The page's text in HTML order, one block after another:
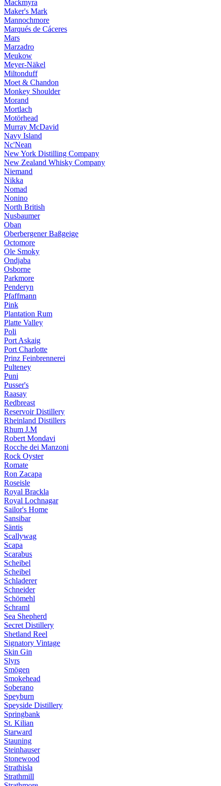
Mackmyra
Maker's Mark
Mannochmore
Marqués de Cáceres
Mars
Marzadro
Meukow
Meyer-Näkel
Miltonduff
Moet & Chandon
Monkey Shoulder
Morand
Mortlach
Motörhead
Murray McDavid
Navy Island
Nc'Nean
New York Distilling Company
New Zealand Whisky Company
Niemand
Nikka
Nomad
Nonino
North British
Nusbaumer
Oban
Oberbergener Baßgeige
Octomore
Ole Smoky
Ondjaba
Osborne
Parkmore
Penderyn
Pfaffmann
Pink
Plantation Rum
Platte Valley
Poli
Port Askaig
Port Charlotte
Prinz Feinbrennerei
Pulteney
Puni
Pusser's
Raasay
Redbreast
Reservoir Distillery
Rheinland Distillers
Rhum J.M
Robert Mondavi
Rocche dei Manzoni
Rock Oyster
Romate
Ron Zacapa
Roseisle
Royal Brackla
Royal Lochnagar
Sailor's Home
Sansibar
Säntis
Scallywag
Scapa
Scarabus
Scheibel
Scheibel
Schladerer
Schneider
Schömehl
Schraml
Sea Shepherd
Secret Distillery
Shetland Reel
Signatory Vintage
Skin Gin
Slyrs
Smögen
Smokehead
Soberano
Speyburn
Speyside Distillery
Springbank
St. Kilian
Starward
Stauning
Steinhauser
Stonewood
Strathisla
Strathmill